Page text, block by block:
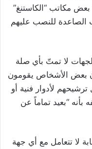
مكاتب “الكاستنغ”
الصاعدة للنصب عليهم
لا تمتّ بأي صلة
أن بعض الأشخاص يقومون
لأدوار فنية أو
“بعيد تماماً عن
لا تتعامل مع أي جهة